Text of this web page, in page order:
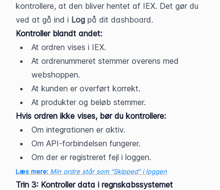
kontrollere, at den bliver hentet af IEX. Det gør du
ved at gå ind i Log på dit dashboard.
Kontroller blandt andet:
At ordren vises i IEX.
At ordrenummeret stemmer overens med
webshoppen.
At kunden er overført korrekt.
At produkter og beløb stemmer.
Hvis ordren ikke vises, bør du kontrollere:
Om integrationen er aktiv.
Om API-forbindelsen fungerer.
Om der er registreret fejl i loggen.
Læs mere: Min ordre står som "Skipped" i loggen
Trin 3: Kontroller data i regnskabssystemet